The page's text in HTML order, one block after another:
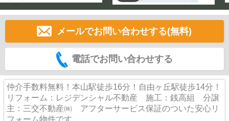
メールでお問い合わせする(無料)
電話でお問い合わせする
仲介手数料無料！本山駅徒歩16分！自由ヶ丘駅徒歩14分！
リフォーム：レジデンシャル不動産 施工：銭高組 分譲
主：三交不動産㈱ アフターサービス保証のついた安心リ
フォーム物件です。